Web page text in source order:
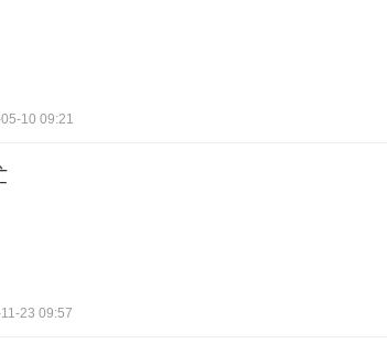
10 09:21
23 09:57